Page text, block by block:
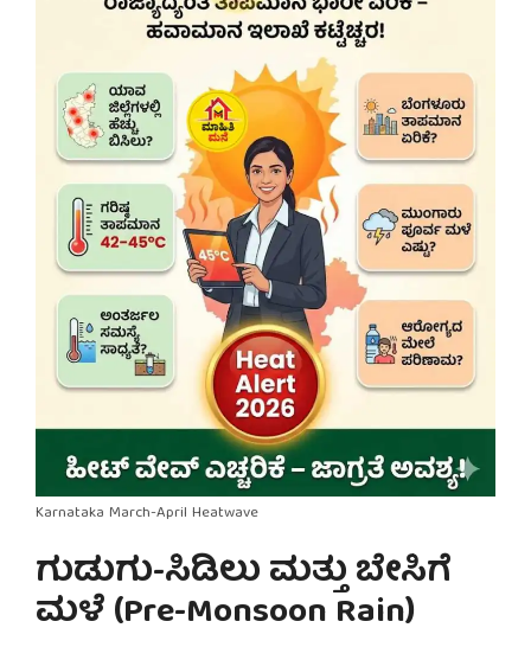
Karnataka March-April Heatwave
ಗುಡುಗು-ಸಿಡಿಲು ಮತ್ತು ಬೇಸಿಗೆ
ಮಳೆ (Pre-Monsoon Rain)